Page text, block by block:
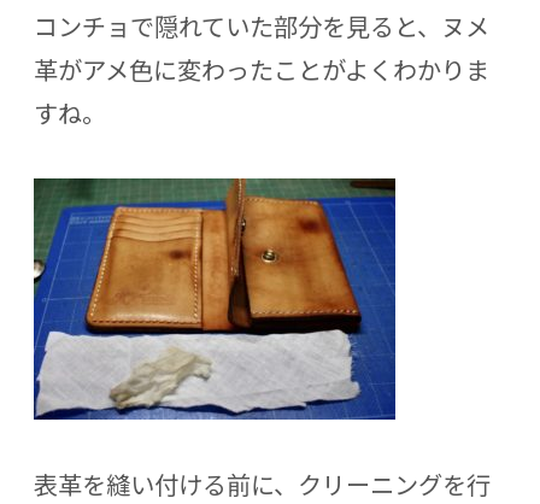
コンチョで隠れていた部分を見ると、ヌメ
革がアメ色に変わったことがよくわかりま
すね。
表革を縫い付ける前に、クリーニングを行